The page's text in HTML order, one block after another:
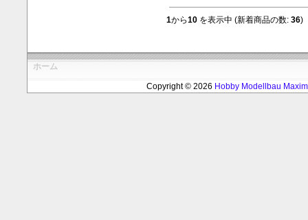
1から10を表示中 (新着商品の数: 36)
ホーム
Copyright © 2026 Hobby Modellbau